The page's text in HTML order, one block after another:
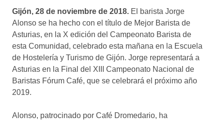
el café siempre tiene
algo nuevo que
enseñarnos
BOLSA DE TRABAJO
¡te imaginas vivir de tu pasión
por el café?
CONTACTO
de ti!
Gijón, 28 de noviembre de 2018. El barista Jorge
Alonso se ha hecho con el título de Mejor Barista de
Asturias, en la X edición del Campeonato Barista de
esta Comunidad, celebrado esta mañana en la Escuela
de Hostelería y Turismo de Gijón. Jorge representará a
Asturias en la Final del XIII Campeonato Nacional de
Baristas Fórum Café, que se celebrará el próximo año
2019.
Alonso, patrocinado por Café Dromedario, ha